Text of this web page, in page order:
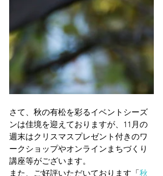
さて、秋の有松を彩るイベントシーズ
ンは佳境を迎えておりますが、11月の
週末はクリスマスプレゼント付きのワ
ークショップやオンラインまちづくり
講座等がございます。
また、ご好評いただいております「秋